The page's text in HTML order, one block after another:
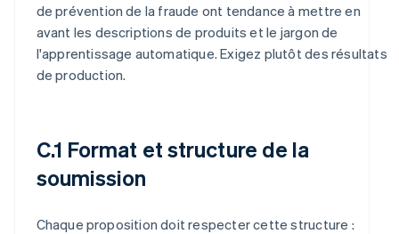
de prévention de la fraude ont tendance à mettre en
avant les descriptions de produits et le jargon de
l'apprentissage automatique. Exigez plutôt des résultats
de production.
C.1 Format et structure de la
soumission
Chaque proposition doit respecter cette structure :